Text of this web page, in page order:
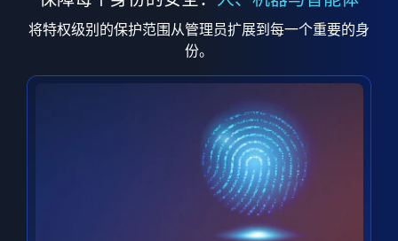
将特权级别的保护范围从管理员扩展到每一个重要的身
份。